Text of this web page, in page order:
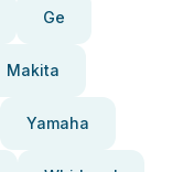
Ge
Makita
Yamaha